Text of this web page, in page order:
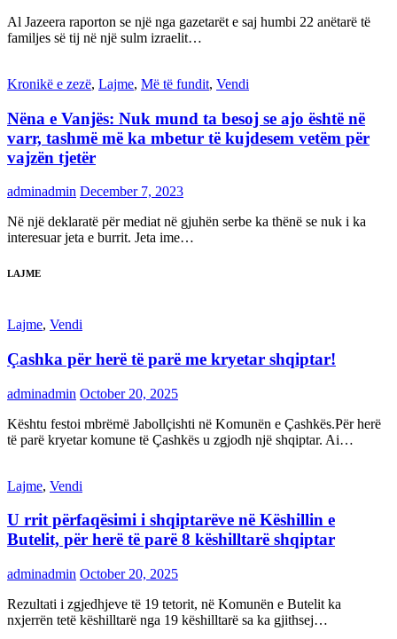
Al Jazeera raporton se një nga gazetarët e saj humbi 22 anëtarë të
familjes së tij në një sulm izraelit…
Kronikë e zezë, Lajme, Më të fundit, Vendi
Nëna e Vanjës: Nuk mund ta besoj se ajo është në
varr, tashmë më ka mbetur të kujdesem vetëm për
vajzën tjetër
adminadmin December 7, 2023
Në një deklaratë për mediat në gjuhën serbe ka thënë se nuk i ka
interesuar jeta e burrit. Jeta ime…
LAJME
Lajme, Vendi
Çashka për herë të parë me kryetar shqiptar!
adminadmin October 20, 2025
Kështu festoi mbrëmë Jabollçishti në Komunën e Çashkës.Për herë
të parë kryetar komune të Çashkës u zgjodh një shqiptar. Ai…
Lajme, Vendi
U rrit përfaqësimi i shqiptarëve në Këshillin e
Butelit, për herë të parë 8 këshilltarë shqiptar
adminadmin October 20, 2025
Rezultati i zgjedhjeve të 19 tetorit, në Komunën e Butelit ka
nxjerrën tetë këshilltarë nga 19 këshilltarë sa ka gjithsej…